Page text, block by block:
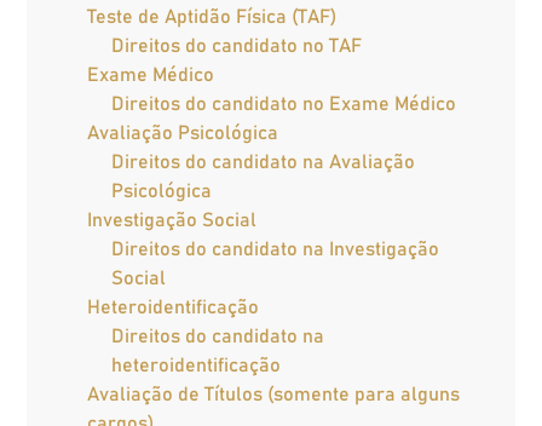
Teste de Aptidão Física (TAF)
Direitos do candidato no TAF
Exame Médico
Direitos do candidato no Exame Médico
Avaliação Psicológica
Direitos do candidato na Avaliação
Psicológica
Investigação Social
Direitos do candidato na Investigação
Social
Heteroidentificação
Direitos do candidato na
heteroidentificação
Avaliação de Títulos (somente para alguns